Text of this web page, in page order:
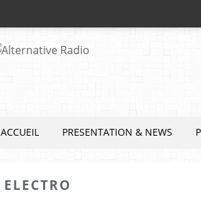
ACCUEIL PRESENTATION & NEWS
ELECTRO